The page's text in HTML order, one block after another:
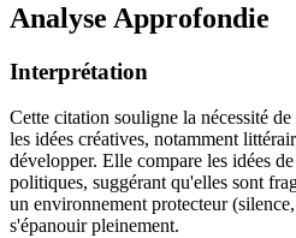
Analyse Approfondie
Interprétation
Cette citation souligne la nécessité
les idées créatives, notamment
développer. Elle compare les idées
politiques, suggérant qu'elles sont
un environnement protecteur
s'épanouir pleinement.